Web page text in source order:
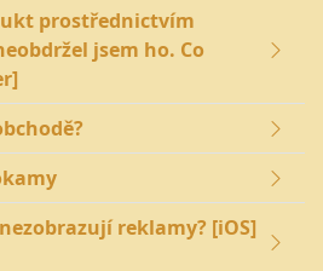
prostřednictvím
jsem ho. Co
reklamy? [iOS]